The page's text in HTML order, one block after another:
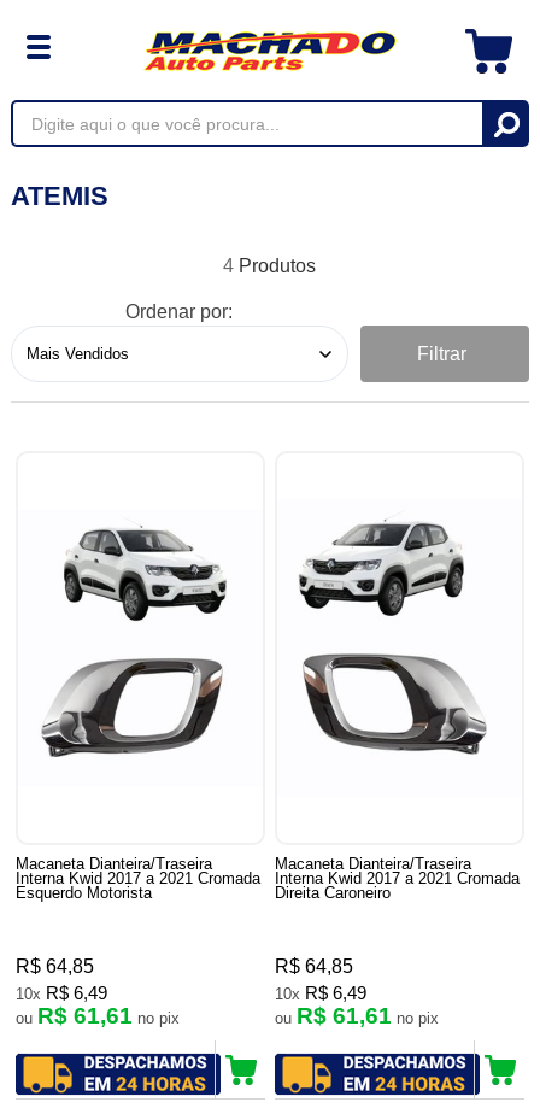
ATEMIS
4
Ordenar por:
Filtrar
Macaneta Dianteira/Traseira
Interna Kwid 2017 a 2021 Cromada
Esquerdo Motorista
R$ 64,85
10x R$ 6,49
ou R$ 61,61 no pix
Macaneta Dianteira/Traseira
Interna Kwid 2017 a 2021 Cromada
Direita Caroneiro
R$ 64,85
10x R$ 6,49
ou R$ 61,61 no pix